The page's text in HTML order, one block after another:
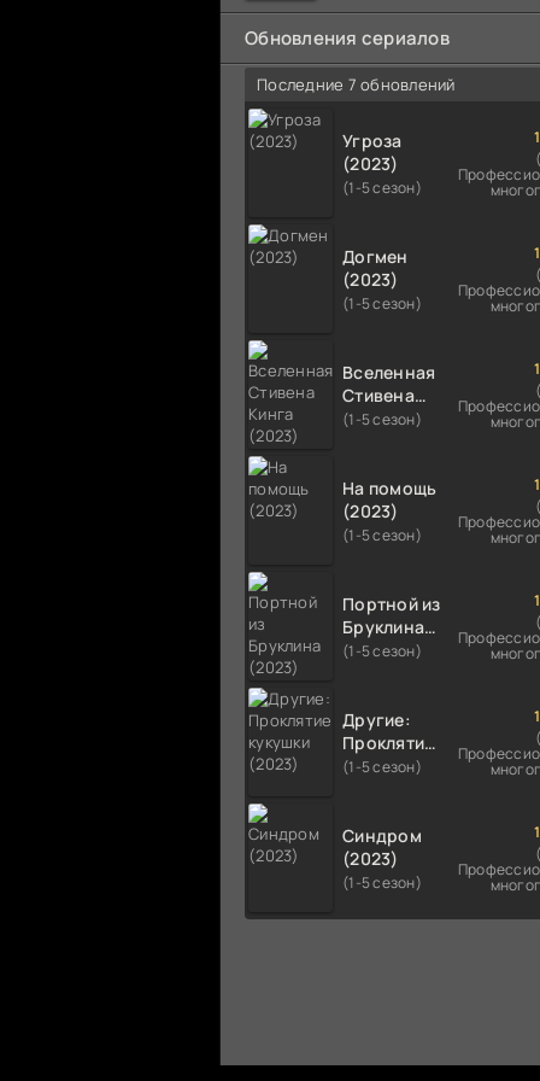
намного
Обновления сериалов
Последние 7 обновлений
Угроза
(2023)
(1-5 сезон)
Догмен
(2023)
(1-5 сезон)
Вселенная
Стивена
Кинга
(1-5 сезон)
На помощь
(2023)
(1-5 сезон)
Портной из
Бруклина
(2023)
(1-5 сезон)
Другие:
Проклятие
кукушки
(1-5 сезон)
Синдром
(2023)
(1-5 сезон)